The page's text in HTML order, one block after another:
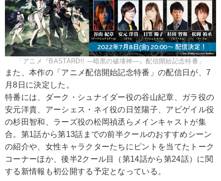
「アニメ『BASTARD!! ―暗黒の破壊神―』配信開始記念特番」
また、本作の「アニメ配信開始記念特番」の配信日が、7
月8日に決定した。
特番には、ダーク・シュナイダー役の谷山紀章、ガラ役の
安元洋貴、アーシェス・ネイ役の日笠陽子、アビゲイル役
の杉田智和、ラーズ役の松岡禎丞らメインキャストが集
合。第1話から第13話までの前半クールのおすすめシーン
の紹介や、女性キャラクターたちにピントを当てたトーク
コーナーほか、後半2クール目（第14話から第24話）に関
する新情報も初公開する予定となっている。